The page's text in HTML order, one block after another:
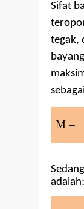
Sifat
tegak,
M =
adalah: